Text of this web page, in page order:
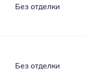
Без отделки
Без отделки